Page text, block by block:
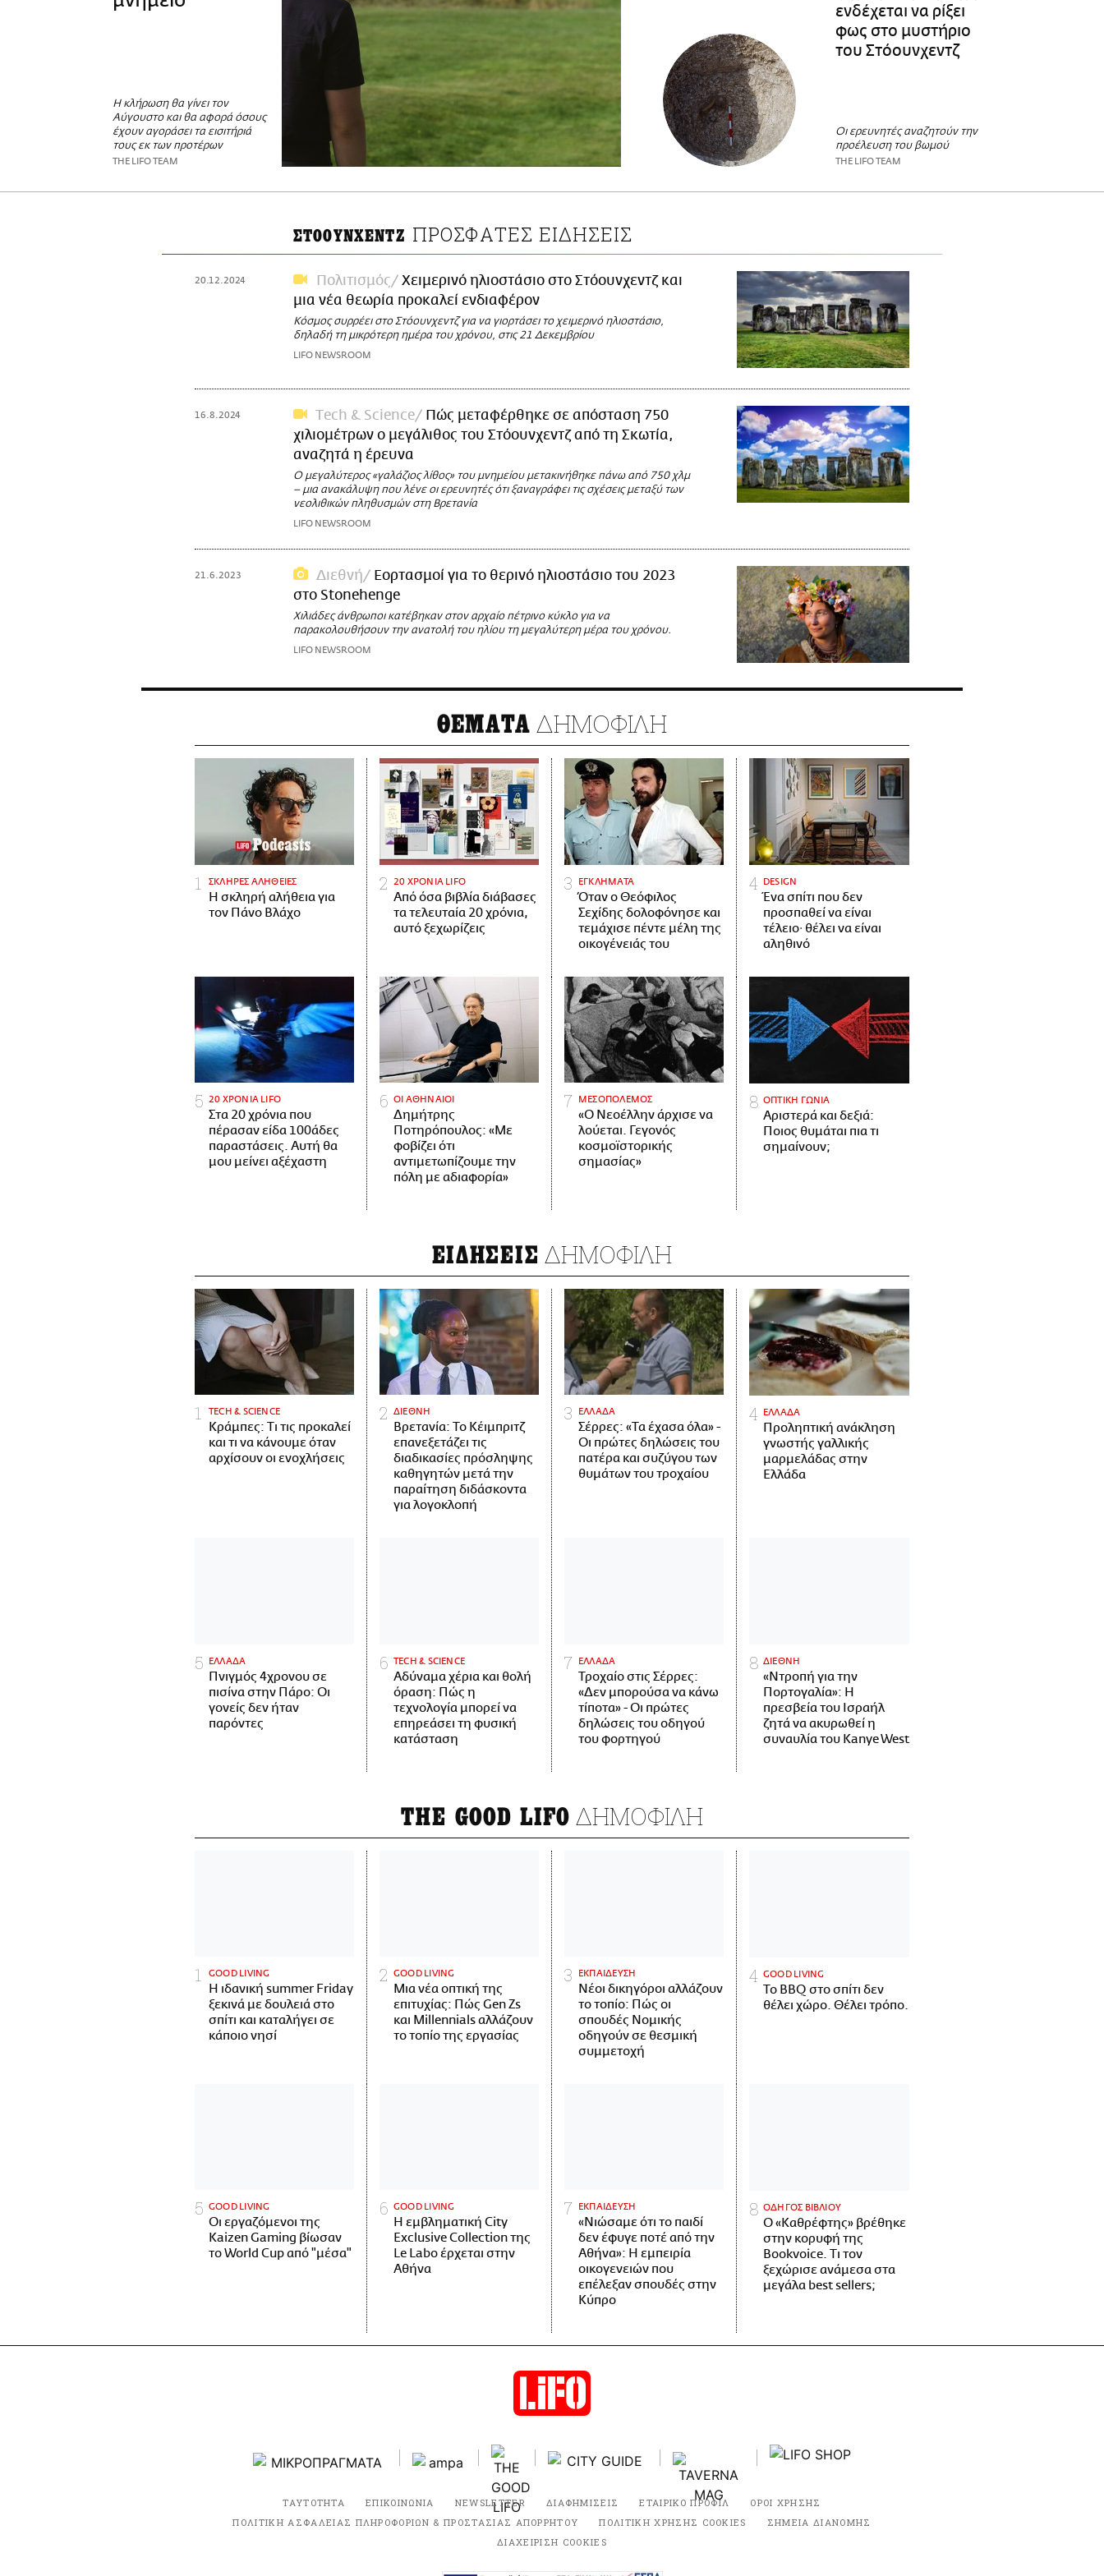
Η κλήρωση θα γίνει τον
Αύγουστο και θα αφορά όσους
έχουν αγοράσει τα εισιτήριά
τους εκ των προτέρων
THE LIFO TEAM
ενδέχεται να ρίξει
φως στο μυστήριο
του Στόουνχεντζ
Οι ερευνητές αναζητούν την
προέλευση του βωμού
THE LIFO TEAM
ΣΤΟΟΥΝΧΕΝΤΖ ΠΡΟΣΦΑΤΕΣ ΕΙΔΗΣΕΙΣ
20.12.2024 Πολιτισμός
Χειμερινό ηλιοστάσιο στο Στόουνχεντζ και
μια νέα θεωρία προκαλεί ενδιαφέρον
Κόσμος συρρέει στο Στόουνχεντζ για να γιορτάσει το χειμερινό ηλιοστάσιο,
δηλαδή τη μικρότερη ημέρα του χρόνου, στις 21 Δεκεμβρίου
LIFO NEWSROOM
16.8.2024 Τech & Science
Πώς μεταφέρθηκε σε απόσταση 750
χιλιομέτρων ο μεγάλιθος του Στόουνχεντζ από τη Σκωτία,
αναζητά η έρευνα
Ο μεγαλύτερος «γαλάζιος λίθος» του μνημείου μετακινήθηκε πάνω από 750 χλμ
– μια ανακάλυψη που λένε οι ερευνητές ότι ξαναγράφει τις σχέσεις μεταξύ των
νεολιθικών πληθυσμών στη Βρετανία
LIFO NEWSROOM
21.6.2023 Διεθνή
Εορτασμοί για το θερινό ηλιοστάσιο του 2023
στο Stonehenge
Χιλιάδες άνθρωποι κατέβηκαν στον αρχαίο πέτρινο κύκλο για να
παρακολουθήσουν την ανατολή του ηλίου τη μεγαλύτερη μέρα του χρόνου.
LIFO NEWSROOM
ΘΕΜΑΤΑ ΔΗΜΟΦΙΛΗ
ΣΚΛΗΡΕΣ ΑΛΗΘΕΙΕΣ
H σκληρή αλήθεια για
τον Πάνο Βλάχο
20 ΧΡΟΝΙΑ LIFO
Από όσα βιβλία διάβασες
τα τελευταία 20 χρόνια,
αυτό ξεχωρίζεις
ΕΓΚΛΗΜΑΤΑ
Όταν ο Θεόφιλος
Σεχίδης δολοφόνησε και
τεμάχισε πέντε μέλη της
οικογένειάς του
DESIGN
Ένα σπίτι που δεν
προσπαθεί να είναι
τέλειο· θέλει να είναι
αληθινό
20 ΧΡΟΝΙΑ LIFO
Στα 20 χρόνια που
πέρασαν είδα 100άδες
παραστάσεις. Αυτή θα
μου μείνει αξέχαστη
ΟΙ ΑΘΗΝΑΙΟΙ
Δημήτρης
Ποτηρόπουλος: «Με
φοβίζει ότι
αντιμετωπίζουμε την
πόλη με αδιαφορία»
ΜΕΣΟΠΟΛΕΜΟΣ
«Ο Νεοέλλην άρχισε να
λούεται. Γεγονός
κοσμοϊστορικής
σημασίας»
ΟΠΤΙΚΗ ΓΩΝΙΑ
Αριστερά και δεξιά:
Ποιος θυμάται πια τι
σημαίνουν;
ΕΙΔΗΣΕΙΣ ΔΗΜΟΦΙΛΗ
ΤECH & SCIENCE
Κράμπες: Τι τις προκαλεί
και τι να κάνουμε όταν
αρχίσουν οι ενοχλήσεις
ΔΙΕΘΝΗ
Βρετανία: Το Κέιμπριτζ
επανεξετάζει τις
διαδικασίες πρόσληψης
καθηγητών μετά την
παραίτηση διδάσκοντα
για λογοκλοπή
ΕΛΛΑΔΑ
Σέρρες: «Τα έχασα όλα» -
Οι πρώτες δηλώσεις του
πατέρα και συζύγου των
θυμάτων του τροχαίου
ΕΛΛΑΔΑ
Προληπτική ανάκληση
γνωστής γαλλικής
μαρμελάδας στην
Ελλάδα
ΕΛΛΑΔΑ
Πνιγμός 4χρονου σε
πισίνα στην Πάρο: Οι
γονείς δεν ήταν
παρόντες
ΤECH & SCIENCE
Αδύναμα χέρια και θολή
όραση: Πώς η
τεχνολογία μπορεί να
επηρεάσει τη φυσική
κατάσταση
ΕΛΛΑΔΑ
Τροχαίο στις Σέρρες:
«Δεν μπορούσα να κάνω
τίποτα» - Οι πρώτες
δηλώσεις του οδηγού
του φορτηγού
ΔΙΕΘΝΗ
«Ντροπή για την
Πορτογαλία»: Η
πρεσβεία του Ισραήλ
ζητά να ακυρωθεί η
συναυλία του Kanye West
THE GOOD LIFO ΔΗΜΟΦΙΛΗ
GOOD LIVING
Η ιδανική summer Friday
ξεκινά με δουλειά στο
σπίτι και καταλήγει σε
κάποιο νησί
GOOD LIVING
Μια νέα οπτική της
επιτυχίας: Πώς Gen Zs
και Millennials αλλάζουν
το τοπίο της εργασίας
ΕΚΠΑΙΔΕΥΣΗ
Νέοι δικηγόροι αλλάζουν
το τοπίο: Πώς οι
σπουδές Νομικής
οδηγούν σε θεσμική
συμμετοχή
GOOD LIVING
Το BBQ στο σπίτι δεν
θέλει χώρο. Θέλει τρόπο.
GOOD LIVING
Οι εργαζόμενοι της
Kaizen Gaming βίωσαν
το World Cup από "μέσα"
GOOD LIVING
Η εμβληματική City
Exclusive Collection της
Le Labo έρχεται στην
Αθήνα
ΕΚΠΑΙΔΕΥΣΗ
«Νιώσαμε ότι το παιδί
δεν έφυγε ποτέ από την
Αθήνα»: Η εμπειρία
οικογενειών που
επέλεξαν σπουδές στην
Κύπρο
ΟΔΗΓΟΣ ΒΙΒΛΙΟΥ
Ο «Καθρέφτης» βρέθηκε
στην κορυφή της
Bookvoice. Τι τον
ξεχώρισε ανάμεσα στα
μεγάλα best sellers;
ΤΑΥΤΟΤΗΤΑ ΕΠΙΚΟΙΝΩΝΙΑ NEWSLETTER ΔΙΑΦΗΜΙΣΕΙΣ ΕΤΑΙΡΙΚΟ ΠΡΟΦΙΛ
ΟΡΟΙ ΧΡΗΣΗΣ
ΠΟΛΙΤΙΚΗ ΑΣΦΑΛΕΙΑΣ ΠΛΗΡΟΦΟΡΙΩΝ & ΠΡΟΣΤΑΣΙΑΣ ΑΠΟΡΡΗΤΟΥ
ΠΟΛΙΤΙΚΗ ΧΡΗΣΗΣ COOKIES
ΣΗΜΕΙΑ ΔΙΑΝΟΜΗΣ
ΔΙΑΧΕΙΡΙΣΗ COOKIES